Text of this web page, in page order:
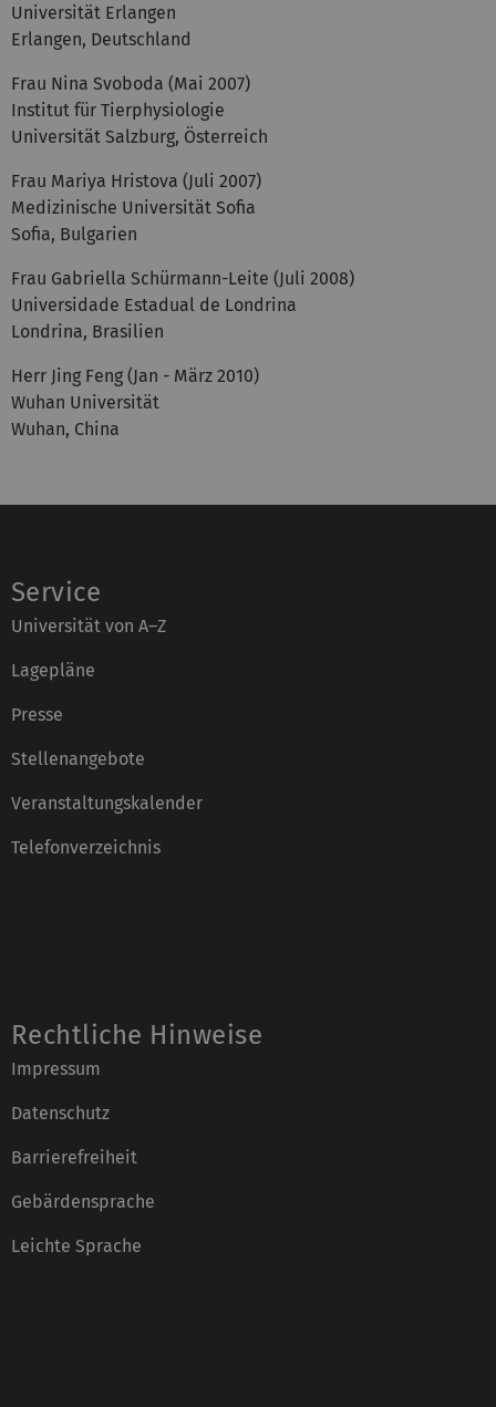
Universität Erlangen
Erlangen, Deutschland
Frau Nina Svoboda (Mai 2007)
Institut für Tierphysiologie
Universität Salzburg, Österreich
Frau Mariya Hristova (Juli 2007)
Medizinische Universität Sofia
Sofia, Bulgarien
Frau Gabriella Schürmann-Leite (Juli 2008)
Universidade Estadual de Londrina
Londrina, Brasilien
Herr Jing Feng (Jan - März 2010)
Wuhan Universität
Wuhan, China
Service
Universität von A–Z
Lagepläne
Presse
Stellenangebote
Veranstaltungskalender
Telefonverzeichnis
Rechtliche Hinweise
Impressum
Datenschutz
Barrierefreiheit
Gebärdensprache
Leichte Sprache